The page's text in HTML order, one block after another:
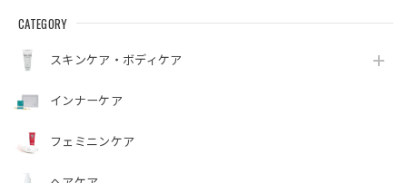
CATEGORY
スキンケア・ボディケア
インナーケア
フェミニンケア